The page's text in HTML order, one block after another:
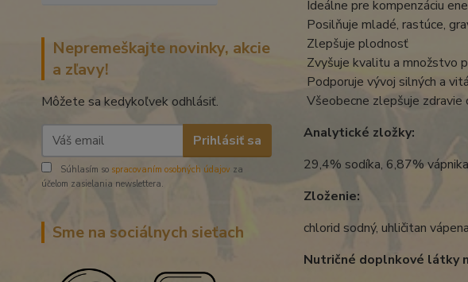
Nepremeškajte novinky, akcie
a zľavy!
Môžete sa kedykoľvek odhlásiť.
Prihlásiť sa
Súhlasím so spracovaním osobných údajov za
účelom zasielania newslettera.
Sme na sociálnych sieťach
Ideálne pre kompenzáciu
Posilňuje mladé, rastúce,
Zlepšuje plodnosť
Zvyšuje kvalitu a množstvo
Podporuje vývoj silných a
Všeobecne zlepšuje zdravie
Analytické zložky:
29,4% sodíka, 6,87%
Zloženie:
chlorid sodný, uhličitan
Nutričné ​​doplnkové látky